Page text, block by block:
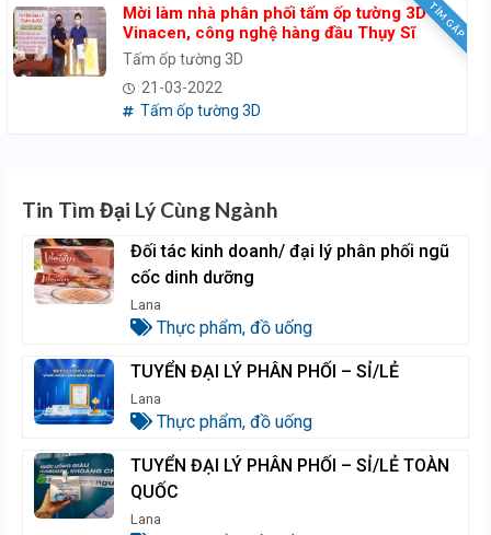
TÌM GẤP
Mời làm nhà phân phối tấm ốp tường 3D
Vinacen, công nghệ hàng đầu Thụy Sĩ
Tấm ốp tường 3D
21-03-2022
Tấm ốp tường 3D
Tin Tìm Đại Lý Cùng Ngành
Đối tác kinh doanh/ đại lý phân phối ngũ
cốc dinh dưỡng
Lana
Thực phẩm, đồ uống
TUYỂN ĐẠI LÝ PHÂN PHỐI – SỈ/LẺ
Lana
Thực phẩm, đồ uống
TUYỂN ĐẠI LÝ PHÂN PHỐI – SỈ/LẺ TOÀN
QUỐC
Lana